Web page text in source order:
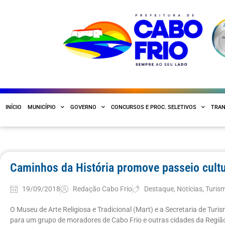
INÍCIO MUNICÍPIO GOVERNO CONCURSOS E PROC. SELETIVOS
Caminhos da História promove passeio
19/09/2018 Redação Cabo Frio Destaque, Notícias,
O Museu de Arte Religiosa e Tradicional (Mart) e a Secretaria de
para um grupo de moradores de Cabo Frio e outras cidades da